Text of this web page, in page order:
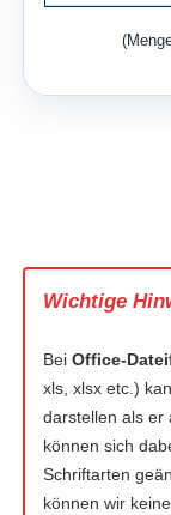
Wichtige
Bei Office-
xls, xlsx etc.)
darstellen als er
können sich
Schriftarten
können wir